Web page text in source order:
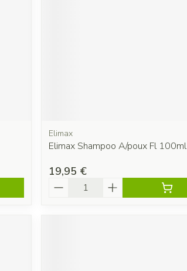
Elimax
Elimax Shampoo A/poux Fl 100ml
19,95 €
Quantité